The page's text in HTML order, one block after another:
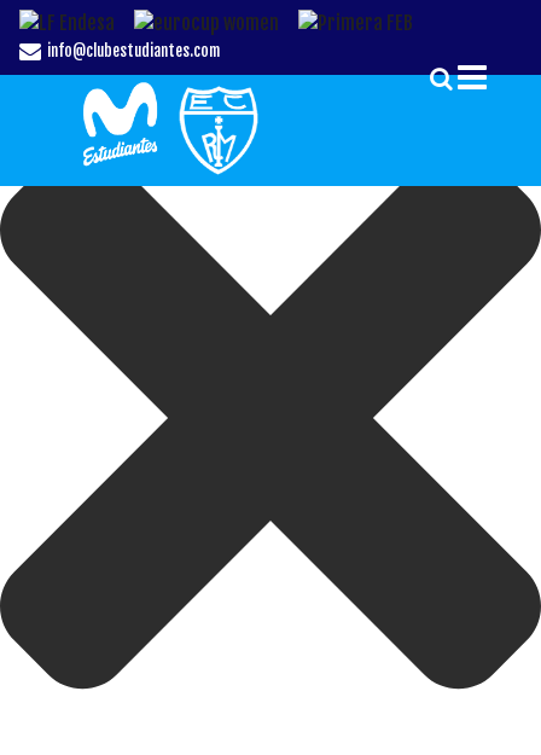
Gestionar el Consentimiento de las Cookies
info@clubestudiantes.com